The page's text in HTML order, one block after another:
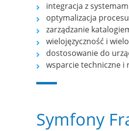
integracja z
optymalizacja
zarządzanie
wielojęzyczność i
dostosowanie do
wsparcie techniczne i
Symfony